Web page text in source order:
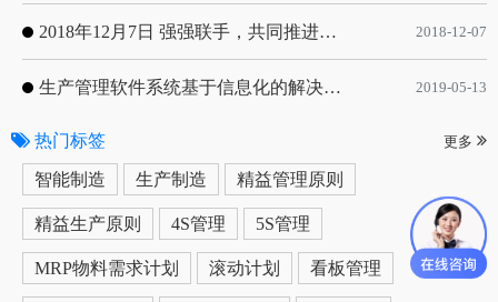
2018年12月7日 强强联手，共同推进电子器件领域APS应用典范 风华高科生产自动化工业互联网应用项目-APS项目启动会 2018-12-07
生产管理软件系统基于信息化的解决方案 2019-05-13
热门标签 更多
智能制造 生产制造 精益管理原则
精益生产原则 4S管理 5S管理
MRP物料需求计划 滚动计划 看板管理